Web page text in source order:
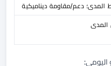
المدى؛ دعم/مقاومة ديناميكية
المدى